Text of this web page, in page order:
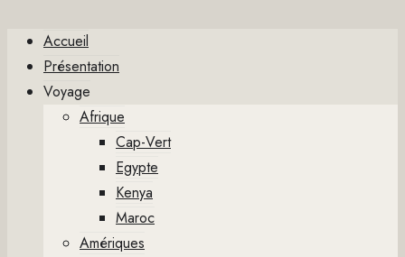
Accueil
Présentation
Voyage
Afrique
Cap-Vert
Egypte
Kenya
Maroc
Amériques